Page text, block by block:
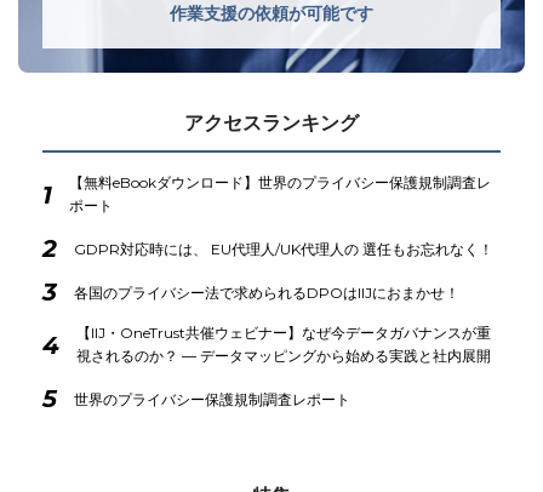
作業支援の依頼が可能です
アクセスランキング
1
【無料eBookダウンロード】世界のプライバシー保護規制調査レ
ポート
2 GDPR対応時には、 EU代理人/UK代理人の 選任もお忘れなく！
3 各国のプライバシー法で求められるDPOはIIJにおまかせ！
4
【IIJ・OneTrust共催ウェビナー】なぜ今データガバナンスが重
視されるのか？ ― データマッピングから始める実践と社内展開
5 世界のプライバシー保護規制調査レポート